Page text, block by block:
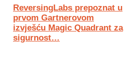
ReversingLabs prepoznat u
prvom Gartnerovom
izvješću Magic Quadrant za
sigurnost…